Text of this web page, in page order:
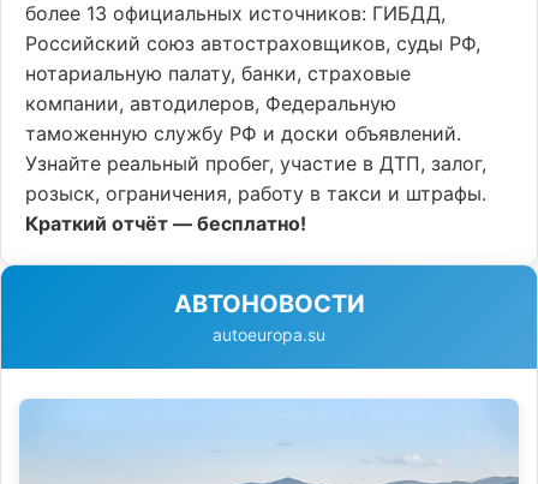
более 13 официальных источников: ГИБДД,
Российский союз автостраховщиков, суды РФ,
нотариальную палату, банки, страховые
компании, автодилеров, Федеральную
таможенную службу РФ и доски объявлений.
Узнайте реальный пробег, участие в ДТП, залог,
розыск, ограничения, работу в такси и штрафы.
Краткий отчёт — бесплатно!
АВТОНОВОСТИ
autoeuropa.su